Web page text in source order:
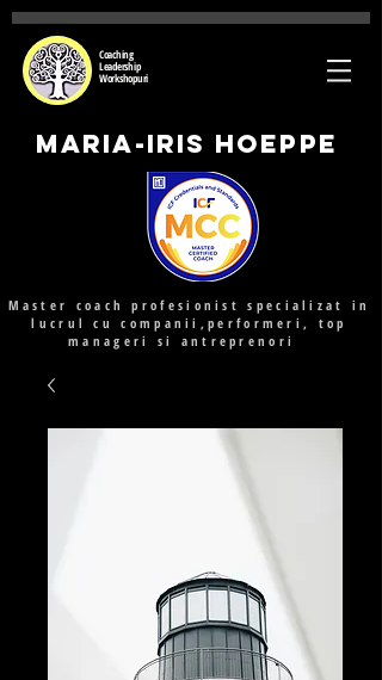
Coaching
Leadership
Workshopuri
Maria-Iris Hoeppe
Master coach profesionist specializat in
lucrul cu companii,performeri, top
manageri si antreprenori